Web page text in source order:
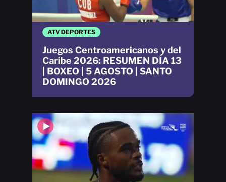
ATV DEPORTES
Juegos Centroamericanos y del
Caribe 2026: RESUMEN DÍA 13
| BOXEO | 5 AGOSTO | SANTO
DOMINGO 2026